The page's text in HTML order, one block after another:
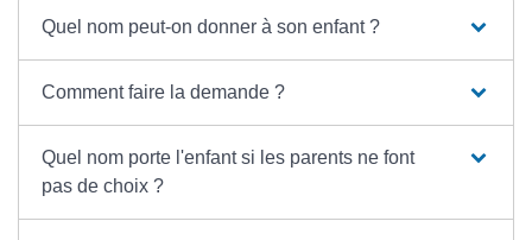
Quel nom peut-on donner à son enfant ?
Comment faire la demande ?
Quel nom porte l'enfant si les parents ne font
pas de choix ?